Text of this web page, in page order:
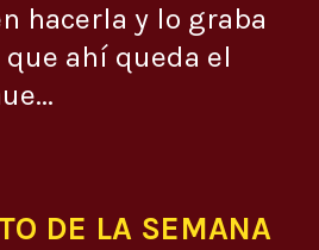
hacerla y lo graba
ahí queda el
DE LA SEMANA